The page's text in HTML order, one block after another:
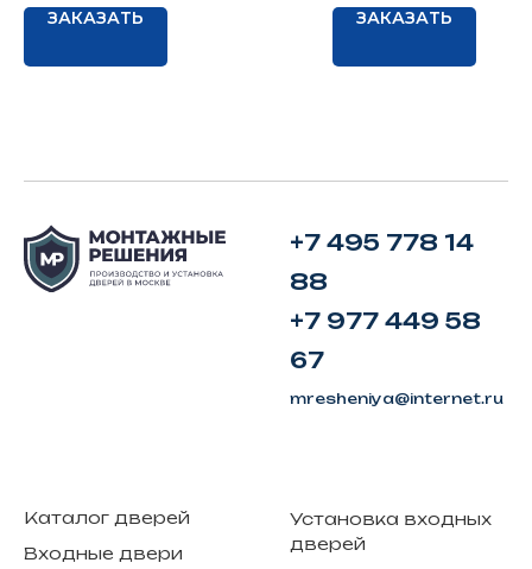
ЗАКАЗАТЬ ЗАКАЗАТЬ
+7 495 778 14
88
+7 977 449 58
67
mresheniya@internet.ru
Каталог дверей
Входные двери
Установка входных
дверей